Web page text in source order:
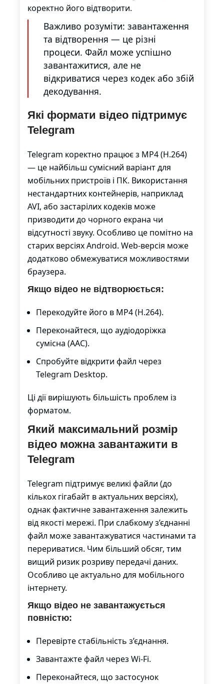
коректно його відтворити.
Важливо розуміти: завантаження
та відтворення — це різні
процеси. Файл може успішно
завантажитися, але не
відкриватися через кодек або збій
декодування.
Які формати відео підтримує
Telegram
Telegram коректно працює з MP4 (H.264)
— це найбільш сумісний варіант для
мобільних пристроїв і ПК. Використання
нестандартних контейнерів, наприклад
AVI, або застарілих кодеків може
призводити до чорного екрана чи
відсутності звуку. Особливо це помітно на
старих версіях Android. Web-версія може
додатково обмежуватися можливостями
браузера.
Якщо відео не відтворюється:
Перекодуйте його в MP4 (H.264).
Переконайтеся, що аудіодоріжка
сумісна (AAC).
Спробуйте відкрити файл через
Telegram Desktop.
Ці дії вирішують більшість проблем із
форматом.
Який максимальний розмір
відео можна завантажити в
Telegram
Telegram підтримує великі файли (до
кількох гігабайт в актуальних версіях),
однак фактичне завантаження залежить
від якості мережі. При слабкому з’єднанні
файл може завантажуватися частинами та
перериватися. Чим більший обсяг, тим
вищий ризик розриву передачі даних.
Особливо це актуально для мобільного
інтернету.
Якщо відео не завантажується
повністю:
Перевірте стабільність з’єднання.
Завантажте файл через Wi-Fi.
Переконайтеся, що застосунок